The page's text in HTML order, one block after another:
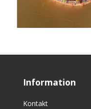
Information
Kontakt